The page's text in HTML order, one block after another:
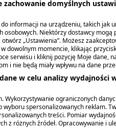
z kwasem
płyn na
8,39 zł
17 nitkowa,
tkaninowy
zachowanie domyślnych
informacji na urządzeniu, takich jak
Niektórzy dostawcy mogą
„Ustawienia”. Możesz
dowolnym momencie, klikając
serwisu i kliknij pozycję Moje dane,
i nie będą miały wpływu na dane
w celu analizy
ograniczonych
spersonalizowanych reklam.
treści. Pomiar
z różnych źródeł. Opracowywanie i